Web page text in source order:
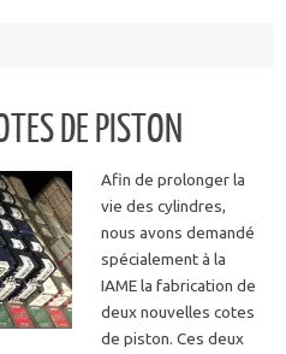
DE PISTON
Afin de prolonger la
vie des cylindres,
nous avons demandé
spécialement à la
IAME la fabrication de
deux nouvelles cotes
de piston. Ces deux